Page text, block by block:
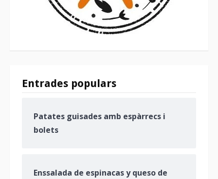
Entrades populars
Patates guisades amb espàrrecs i
bolets
Enssalada de espinacas y queso de